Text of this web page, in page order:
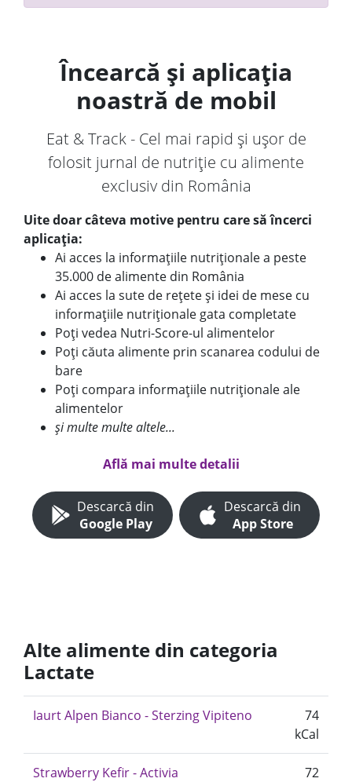
Încearcă și aplicația
noastră de mobil
Eat & Track - Cel mai rapid și ușor de
folosit jurnal de nutriție cu alimente
exclusiv din România
Uite doar câteva motive pentru care să încerci
aplicația:
Ai acces la informațiile nutriționale a peste
35.000 de alimente din România
Ai acces la sute de rețete și idei de mese cu
informațiile nutriționale gata completate
Poți vedea Nutri-Score-ul alimentelor
Poți căuta alimente prin scanarea codului de
bare
Poți compara informațiile nutriționale ale
alimentelor
și multe multe altele...
Află mai multe detalii
Descarcă din
Google Play
Descarcă din
App Store
Alte alimente din categoria
Lactate
Iaurt Alpen Bianco - Sterzing Vipiteno
74
kCal
Strawberry Kefir - Activia
72